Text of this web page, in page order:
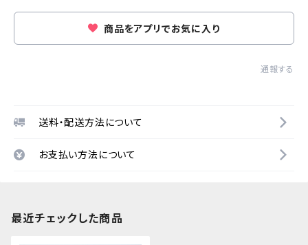
商品をアプリでお気に入り
通報する
送料・配送方法について
お支払い方法について
最近チェックした商品